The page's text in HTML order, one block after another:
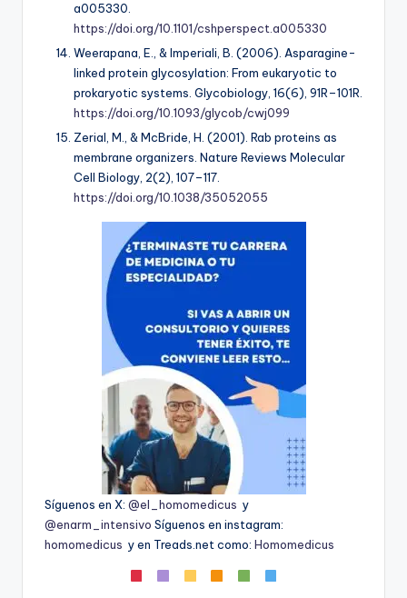
a005330.
https://doi.org/10.1101/cshperspect.a005330
Weerapana, E., & Imperiali, B. (2006). Asparagine-
linked protein glycosylation: From eukaryotic to
prokaryotic systems. Glycobiology, 16(6), 91R–101R.
https://doi.org/10.1093/glycob/cwj099
Zerial, M., & McBride, H. (2001). Rab proteins as
membrane organizers. Nature Reviews Molecular
Cell Biology, 2(2), 107–117.
https://doi.org/10.1038/35052055
Síguenos en X: @el_homomedicus y
@enarm_intensivo Síguenos en instagram:
homomedicus y en Treads.net como: Homomedicus